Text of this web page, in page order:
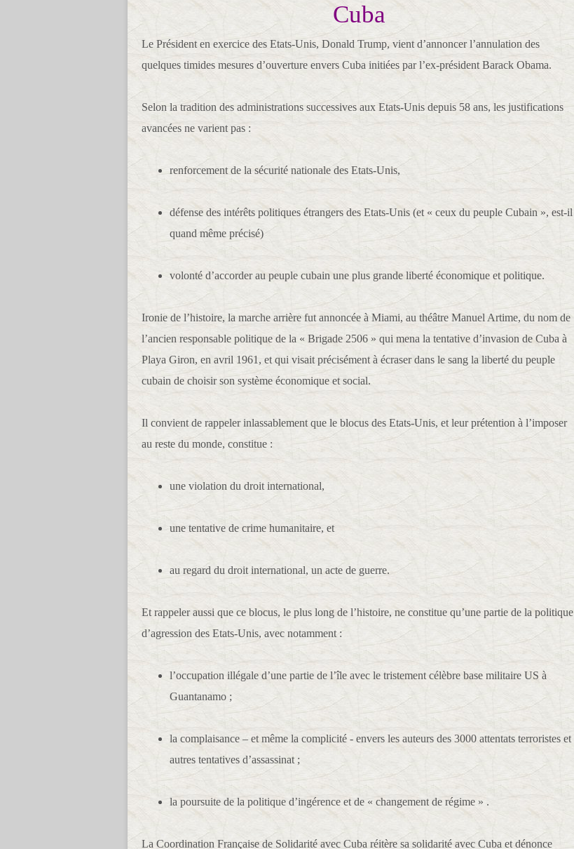
Cuba
Le Président en exercice des Etats-Unis, Donald Trump, vient d’annoncer l’annulation des
quelques timides mesures d’ouverture envers Cuba initiées par l’ex-président Barack Obama.
Selon la tradition des administrations successives aux Etats-Unis depuis 58 ans, les justifications
avancées ne varient pas :
renforcement de la sécurité nationale des Etats-Unis,
défense des intérêts politiques étrangers des Etats-Unis (et « ceux du peuple Cubain », est-il
quand même précisé)
volonté d’accorder au peuple cubain une plus grande liberté économique et politique.
Ironie de l’histoire, la marche arrière fut annoncée à Miami, au théâtre Manuel Artime, du nom de
l’ancien responsable politique de la « Brigade 2506 » qui mena la tentative d’invasion de Cuba à
Playa Giron, en avril 1961, et qui visait précisément à écraser dans le sang la liberté du peuple
cubain de choisir son système économique et social.
Il convient de rappeler inlassablement que le blocus des Etats-Unis, et leur prétention à l’imposer
au reste du monde, constitue :
une violation du droit international,
une tentative de crime humanitaire, et
au regard du droit international, un acte de guerre.
Et rappeler aussi que ce blocus, le plus long de l’histoire, ne constitue qu’une partie de la politique
d’agression des Etats-Unis, avec notamment :
l’occupation illégale d’une partie de l’île avec le tristement célèbre base militaire US à
Guantanamo ;
la complaisance – et même la complicité - envers les auteurs des 3000 attentats terroristes et
autres tentatives d’assassinat ;
la poursuite de la politique d’ingérence et de « changement de régime » .
La Coordination Française de Solidarité avec Cuba réitère sa solidarité avec Cuba et dénonce